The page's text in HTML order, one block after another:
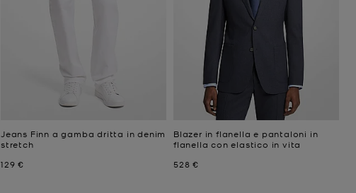
Jeans Finn a gamba dritta in denim
stretch
Prezzo attuale
129 €
Blazer in flanella e pantaloni in
flanella con elastico in vita
Prezzo attuale
528 €